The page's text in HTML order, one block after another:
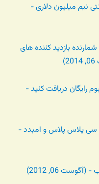
نیم میلیون دلاری -
کردن شمارنده بازدید کننده های
رایگان دریافت کنید -
پلاس پلاس و امبدد -
06, 2012)